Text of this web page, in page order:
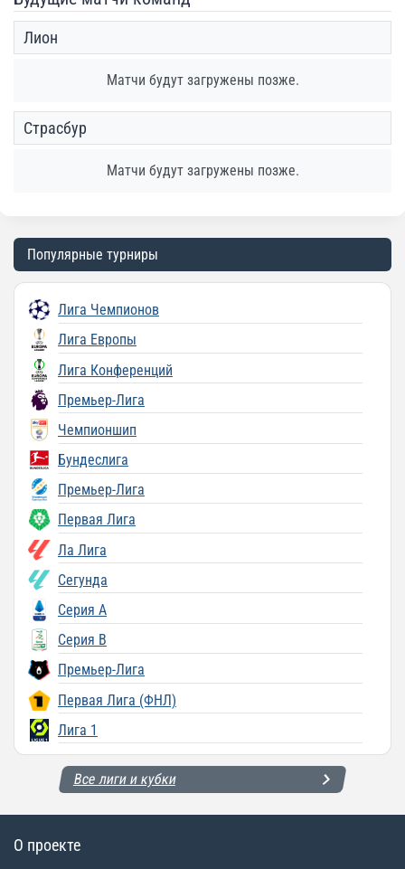
Лион
Матчи будут загружены позже.
Страсбур
Матчи будут загружены позже.
Популярные турниры
Лига Чемпионов
Лига Европы
Лига Конференций
Премьер-Лига
Чемпионшип
Бундеслига
Премьер-Лига
Первая Лига
Ла Лига
Сегунда
Серия A
Серия B
Премьер-Лига
Первая Лига (ФНЛ)
Лига 1
Все лиги и кубки
О проекте